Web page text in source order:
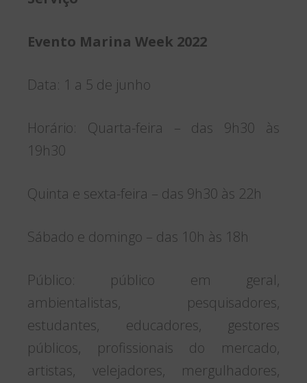
Evento Marina Week 2022
Data: 1 a 5 de junho
Horário: Quarta-feira – das 9h30 às
19h30
Quinta e sexta-feira – das 9h30 às 22h
Sábado e domingo – das 10h às 18h
Público: público em geral,
ambientalistas, pesquisadores,
estudantes, educadores, gestores
públicos, profissionais do mercado,
artistas, velejadores, mergulhadores,